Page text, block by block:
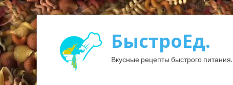
БыстроЕд.
Вкусные рецепты быстрого питания.